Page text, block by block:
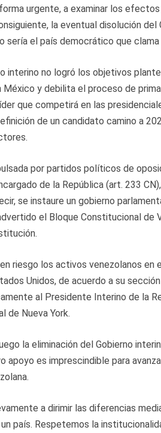
urgente, a examinar los
la eventual disolución del
sería el país democrático que clama
interino no logró los objetivos
México y debilita el proceso de
que competirá en las
de un candidato camino a
por partidos políticos de
de la República (art. 233
se instaure un gobierno
el Bloque Constitucional de
riesgo los activos venezolanos
Unidos, de acuerdo a su
al Presidente Interino de la
de Nueva York.
la eliminación del Gobierno
apoyo es imprescindible para
a dirimir las diferencias
país. Respetemos la